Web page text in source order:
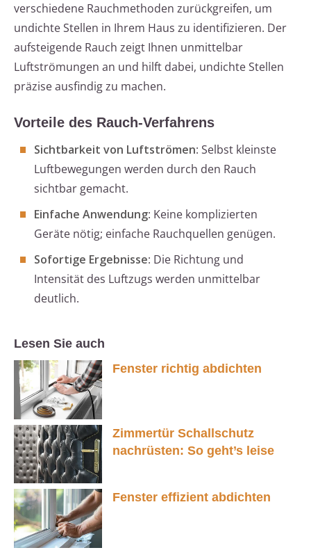
verschiedene Rauchmethoden zurückgreifen, um
undichte Stellen in Ihrem Haus zu identifizieren. Der
aufsteigende Rauch zeigt Ihnen unmittelbar
Luftströmungen an und hilft dabei, undichte Stellen
präzise ausfindig zu machen.
Vorteile des Rauch-Verfahrens
Sichtbarkeit von Luftströmen: Selbst kleinste
Luftbewegungen werden durch den Rauch
sichtbar gemacht.
Einfache Anwendung: Keine komplizierten
Geräte nötig; einfache Rauchquellen genügen.
Sofortige Ergebnisse: Die Richtung und
Intensität des Luftzugs werden unmittelbar
deutlich.
Lesen Sie auch
Fenster richtig abdichten
Zimmertür Schallschutz
nachrüsten: So geht’s leise
Fenster effizient abdichten